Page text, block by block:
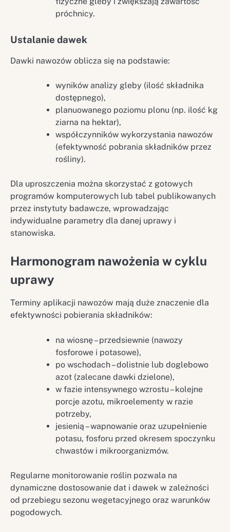
próchnicy.
Ustalanie dawek
Dawki nawozów oblicza się na podstawie:
wyników analizy gleby (ilość składnika
dostępnego),
planuowanego poziomu plonu (np. ilość kg
ziarna na hektar),
współczynników wykorzystania nawozów
(efektywność pobrania składników przez
rośliny).
Dla uproszczenia można skorzystać z gotowych
programów komputerowych lub tabel publikowanych
przez instytuty badawcze, wprowadzając
indywidualne parametry dla danej uprawy i
stanowiska.
Harmonogram nawożenia w cyklu
uprawy
Terminy aplikacji nawozów mają duże znaczenie dla
efektywności pobierania składników:
na wiosnę – przedsiewnie (nawozy
fosforowe i potasowe),
po wschodach – dolistnie lub doglebowo
azot (zalecane dawki dzielone),
w fazie intensywnego wzrostu – kolejne
porcje azotu, mikroelementy w razie
potrzeby,
jesienią – wapnowanie oraz uzupełnienie
potasu, fosforu przed okresem spoczynku
chwastów i mikroorganizmów.
Regularne monitorowanie roślin pozwala na
dynamiczne dostosowanie dat i dawek w zależności
od przebiegu sezonu wegetacyjnego oraz warunków
pogodowych.